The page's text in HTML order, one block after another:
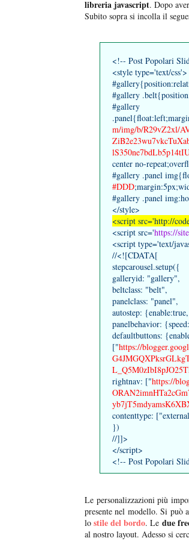
libreria javascript. Dopo aver
Subito sopra si incolla il
<!-- Post Popolari
<style type='text/css'>
#gallery
#gallery
m/img/b/R29vZ2xl/
center no-
#gallery .panel
#DDD
#gallery .panel
</style>
<script src='http://
<script src='https://
<script type='text/
//<![CDATA[
stepcarousel.setup({
galleryid: "gallery",
beltclass: "belt",
panelclass: "panel",
autostep:
panelbehavior:
defaultbuttons:
["https://
rightnav: ["https://
contenttype:
})
//]]>
</script>
<!-- Post Popolari
Le personalizzazioni più
presente nel modello. Si può
lostile del bordo. Le due
al nostro layout. Adesso si